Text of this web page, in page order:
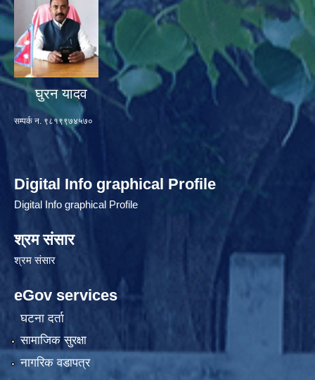
घुरन यादव
सम्पर्क न. ९८१९९७४५७०
Digital Info graphical Profile
Digital Info graphical Profile
श्रम संसार
श्रम संसार
eGov services
घटना दर्ता
सामाजिक सुरक्षा
नागरिक वडापत्र